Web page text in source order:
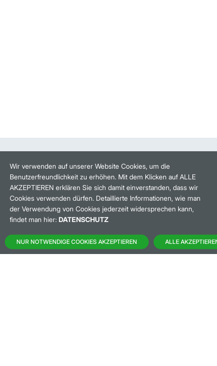
BANKEINSTELLUNGEN
HÄUFIG GESUCHT:
M:ACCESS
Wir verwenden auf unserer Website Cookies, um die
Benutzerfreundlichkeit zu erhöhen. Mit dem Klicken auf ALLE
AKZEPTIEREN erklären Sie sich damit einverstanden, dass wir
Cookies verwenden dürfen. Detaillierte Informationen, wie man
der Verwendung von Cookies jederzeit widersprechen kann,
findet man hier: DATENSCHUTZ
NUR NOTWENDIGE COOKIES AKZEPTIEREN ALLE